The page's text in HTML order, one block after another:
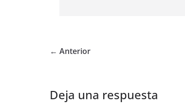
← Anterior
Deja una respuesta